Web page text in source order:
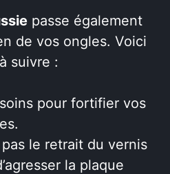
passe également
de vos ongles. Voici
suivre :
pour fortifier vos
le retrait du vernis
la plaque